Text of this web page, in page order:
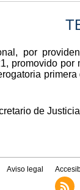
por
promovido
de
Aviso legal